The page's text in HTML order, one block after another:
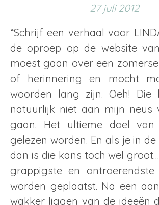
27 juli 2012
“Schrijf een verhaal voor LINDA.” Zo luidde
de oproep op de website
moest gaan over een
of herinnering en mocht
woorden lang zijn. Oeh! Die
natuurlijk niet aan mijn neus
gaan. Het ultieme doel van
gelezen worden. En als je in
dan is die kans toch wel
grappigste en ontroerendste
worden geplaatst. Na een
wakker liggen van de ideeën